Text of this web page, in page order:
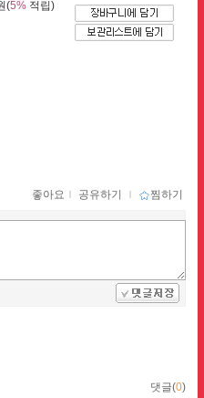
(5% 적립)
좋아요 ｌ 공유하기 ｌ 찜하기
댓글(0)